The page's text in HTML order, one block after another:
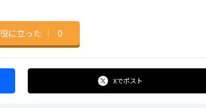
役に立った ｜ 0
Xでポスト